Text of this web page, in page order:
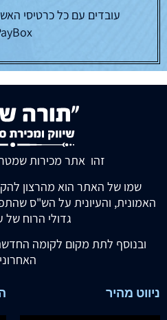
זהו אתר מכירות
שמו של האתר הוא מהרצון
האמונית, והעיונית על הש"ס
גדולי הרוח
ובנוסף לתת מקום לקומה
ניווט מהיר